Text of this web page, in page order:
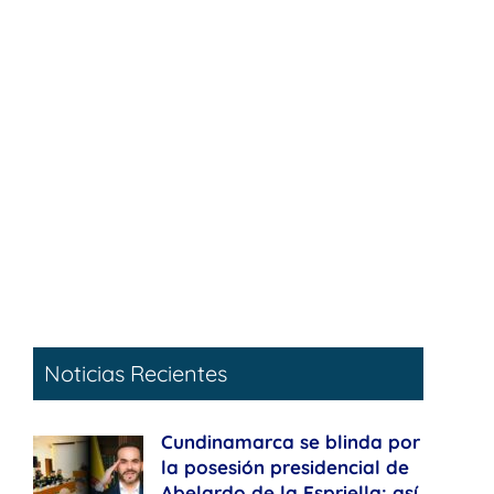
Noticias Recientes
Cundinamarca se blinda por
la posesión presidencial de